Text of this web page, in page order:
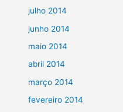
julho 2014
junho 2014
maio 2014
abril 2014
março 2014
fevereiro 2014